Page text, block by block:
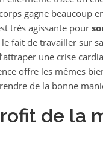
gagne beaucoup
très agissante pour
fait de travailler sur
une crise
offre les mêmes
de la bonne
de la